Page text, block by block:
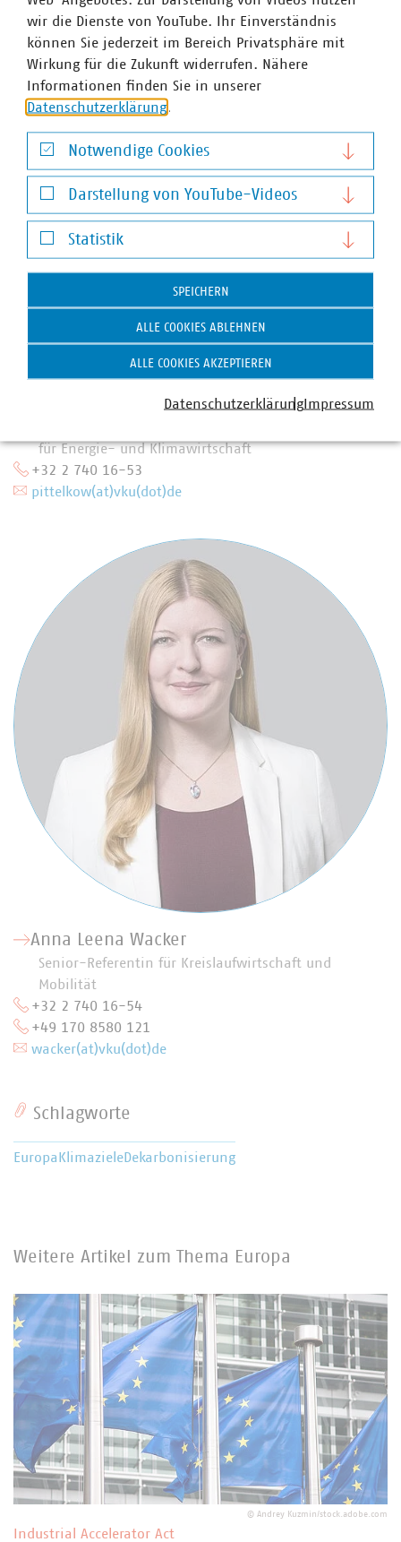
für Energie- und Klimawirtschaft
+32 2 740 16-53
pittelkow(at)vku(dot)de
Anna Leena Wacker
Senior-Referentin für Kreislaufwirtschaft und
Mobilität
+32 2 740 16-54
+49 170 8580 121
wacker(at)vku(dot)de
Schlagworte
Europa KlimazieleDekarbonisierung
Weitere Artikel zum Thema Europa
© Andrey Kuzmin/stock.adobe.com
Industrial Accelerator Act
wir die Dienste von YouTube. Ihr Einverständnis
können Sie jederzeit im Bereich Privatsphäre mit
Wirkung für die Zukunft widerrufen. Nähere
Informationen finden Sie in unserer
Datenschutzerklärung
Notwendige Cookies
Notwendige Cookies
Darstellung von YouTube-Videos
Darstellung von YouTube-Videos
Statistik
Statistik
SPEICHERN
ALLE COOKIES ABLEHNEN
ALLE COOKIES AKZEPTIEREN
DatenschutzerklärungImpressum